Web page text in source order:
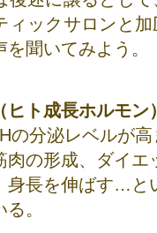
ィックサロンと
聞いてみよう。
ヒト成長ホルモン）
の分泌レベルが
肉の形成、ダイ
身長を伸ばす…と
。